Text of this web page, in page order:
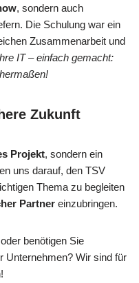
, sondern auch
Die Schulung war ein
Zusammenarbeit und
IT – einfach gemacht:
Zukunft
Projekt, sondern ein
uns darauf, den TSV
Thema zu begleiten
Partner einzubringen.
oder benötigen Sie
Unternehmen? Wir sind für